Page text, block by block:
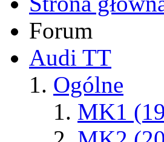
Forum
Audi TT
Ogólne
MK1